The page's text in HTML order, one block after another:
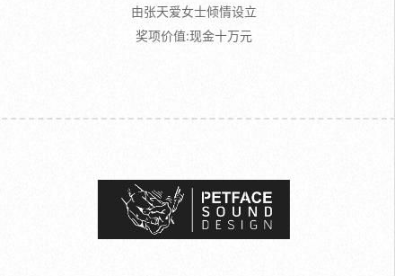
由张天爱女士倾情设立
奖项价值:现金十万元